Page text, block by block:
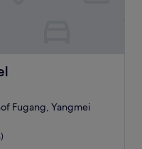
Fugang, Yangmei